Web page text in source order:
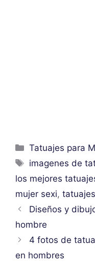
Categorías
Tatuajes para
Etiquetas
imagenes de
los mejores
mujer sexi,
Diseños y
hombre
4 fotos de
en hombres